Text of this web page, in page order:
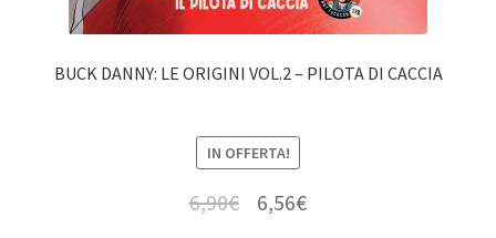
BUCK DANNY: LE ORIGINI VOL.2 – PILOTA DI CACCIA
IN OFFERTA!
6,90€ 6,56€